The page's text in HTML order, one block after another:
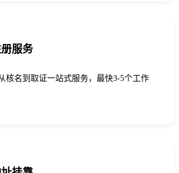
服务
核名到取证一站式服务，最快3-5个工作